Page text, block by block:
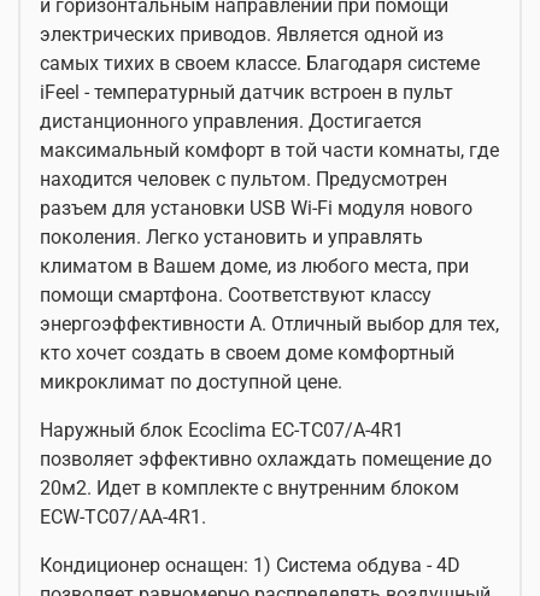
и горизонтальным направлении при помощи
электрических приводов. Является одной из
самых тихих в своем классе. Благодаря системе
iFeel - температурный датчик встроен в пульт
дистанционного управления. Достигается
максимальный комфорт в той части комнаты, где
находится человек с пультом. Предусмотрен
разъем для установки USB Wi-Fi модуля нового
поколения. Легко установить и управлять
климатом в Вашем доме, из любого места, при
помощи смартфона. Соответствуют классу
энергоэффективности A. Отличный выбор для тех,
кто хочет создать в своем доме комфортный
микроклимат по доступной цене.
Наружный блок Ecoclima EC-TC07/A-4R1
позволяет эффективно охлаждать помещение до
20м2. Идет в комплекте с внутренним блоком
ECW-TC07/AA-4R1.
Кондиционер оснащен: 1) Система обдува - 4D